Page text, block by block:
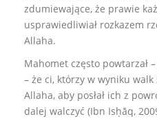
zdumiewające, że prawie
usprawiedliwiał rozkazem
Allaha.
Mahomet często powtarzał
– że ci, którzy w wyniku
Allaha, aby posłał ich z
dalej walczyć (Ibn Isḥāq,